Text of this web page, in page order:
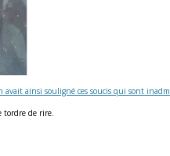
avait ainsi souligné ces soucis qui sont
tordre de rire.